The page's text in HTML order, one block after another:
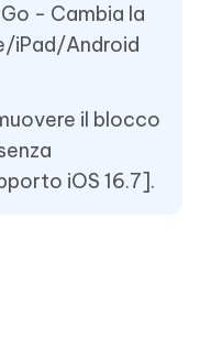
- Cambia la
iPad/Android
il blocco
iOS 16.7].